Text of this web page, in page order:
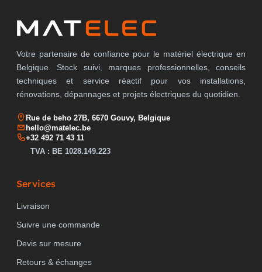
Votre partenaire de confiance pour le matériel électrique en
Belgique. Stock suivi, marques professionnelles, conseils
techniques et service réactif pour vos installations,
rénovations, dépannages et projets électriques du quotidien.
Rue de beho 27B, 6670 Gouvy, Belgique
hello@matelec.be
+32 492 71 43 11
TVA : BE 1028.149.223
Services
Livraison
Suivre une commande
Devis sur mesure
Retours & échanges